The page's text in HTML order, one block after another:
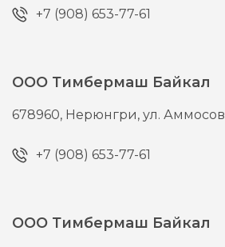
+7 (908) 653-77-61
ООО Тимбермаш Байкал
678960, Нерюнгри,ул.
+7 (908) 653-77-61
ООО Тимбермаш Байкал